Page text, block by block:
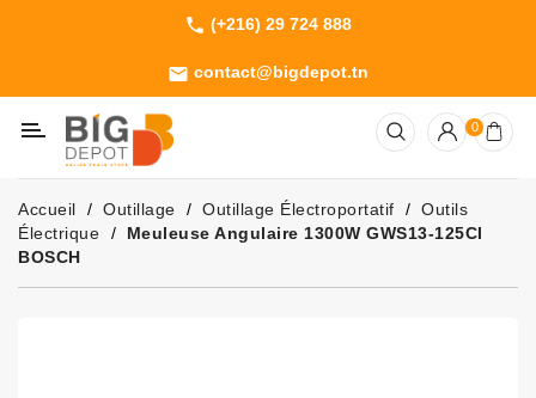
phone (+216) 29 724 888
email contact@bigdepot.tn
Machines
Outillage
Jardinage
Consommables
0
Accueil Outillage Outillage Électroportatif
Outils
Électrique
Meuleuse Angulaire 1300W GWS13-125CI
BOSCH